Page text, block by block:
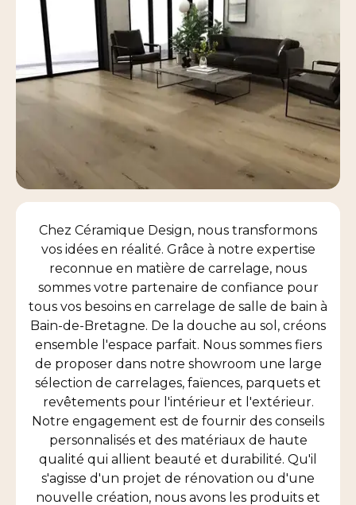
Chez Céramique Design, nous transformons
vos idées en réalité. Grâce à notre expertise
reconnue en matière de carrelage, nous
sommes votre partenaire de confiance pour
tous vos besoins en carrelage de salle de bain à
Bain-de-Bretagne. De la douche au sol, créons
ensemble l'espace parfait. Nous sommes fiers
de proposer dans notre showroom une large
sélection de carrelages, faïences, parquets et
revêtements pour l'intérieur et l'extérieur.
Notre engagement est de fournir des conseils
personnalisés et des matériaux de haute
qualité qui allient beauté et durabilité. Qu'il
s'agisse d'un projet de rénovation ou d'une
nouvelle création, nous avons les produits et